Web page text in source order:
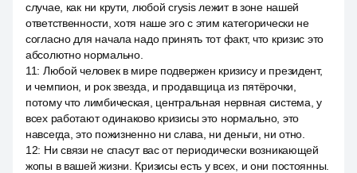
случае, как ни крути, любой crysis лежит в зоне нашей
ответственности, хотя наше эго с этим категорически не
согласно для начала надо принять тот факт, что кризис это
абсолютно нормально.
11: Любой человек в мире подвержен кризису и президент,
и чемпион, и рок звезда, и продавщица из пятёрочки,
потому что лимбическая, центральная нервная система, у
всех работают одинаково кризисы это нормально, это
навсегда, это пожизненно ни слава, ни деньги, ни отно.
12: Ни связи не спасут вас от периодически возникающей
жопы в вашей жизни. Кризисы есть у всех, и они постоянны.